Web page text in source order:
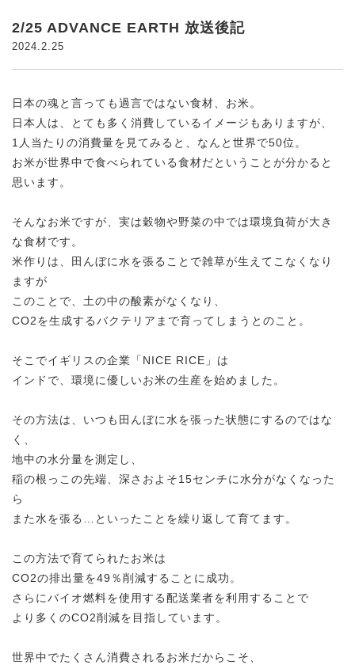
2/25 ADVANCE EARTH 放送後記
2024.2.25
日本の魂と言っても過言ではない食材、お米。
日本人は、とても多く消費しているイメージもありますが、
1人当たりの消費量を見てみると、なんと世界で50位。
お米が世界中で食べられている食材だということが分かると
思います。
そんなお米ですが、実は穀物や野菜の中では環境負荷が大き
な食材です。
米作りは、田んぼに水を張ることで雑草が生えてこなくなり
ますが
このことで、土の中の酸素がなくなり、
CO2を生成するバクテリアまで育ってしまうとのこと。
そこでイギリスの企業「NICE RICE」は
インドで、環境に優しいお米の生産を始めました。
その方法は、いつも田んぼに水を張った状態にするのではな
く、
地中の水分量を測定し、
稲の根っこの先端、深さおよそ15センチに水分がなくなった
ら
また水を張る…といったことを繰り返して育てます。
この方法で育てられたお米は
CO2の排出量を49％削減することに成功。
さらにバイオ燃料を使用する配送業者を利用することで
より多くのCO2削減を目指しています。
世界中でたくさん消費されるお米だからこそ、